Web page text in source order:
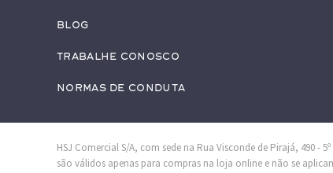
Blog
Trabalhe conosco
Normas de Conduta
HSJ Comercial S/A, com sede na Rua Visconde de Pirajá, 490 -
são válidos apenas para compras na loja online e não se